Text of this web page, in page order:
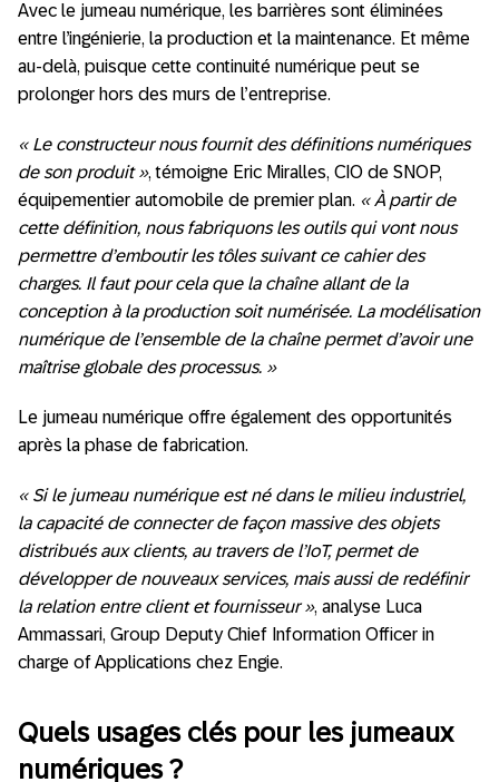
Avec le jumeau numérique, les barrières sont éliminées
entre l’ingénierie, la production et la maintenance. Et même
au-delà, puisque cette continuité numérique peut se
prolonger hors des murs de l’entreprise.
« Le constructeur nous fournit des définitions numériques
de son produit », témoigne Eric Miralles, CIO de SNOP,
équipementier automobile de premier plan. « À partir de
cette définition, nous fabriquons les outils qui vont nous
permettre d’emboutir les tôles suivant ce cahier des
charges. Il faut pour cela que la chaîne allant de la
conception à la production soit numérisée. La modélisation
numérique de l’ensemble de la chaîne permet d’avoir une
maîtrise globale des processus. »
Le jumeau numérique offre également des opportunités
après la phase de fabrication.
« Si le jumeau numérique est né dans le milieu industriel,
la capacité de connecter de façon massive des objets
distribués aux clients, au travers de l’IoT, permet de
développer de nouveaux services, mais aussi de redéfinir
la relation entre client et fournisseur », analyse Luca
Ammassari, Group Deputy Chief Information Officer in
charge of Applications chez Engie.
Quels usages clés pour les jumeaux
numériques ?